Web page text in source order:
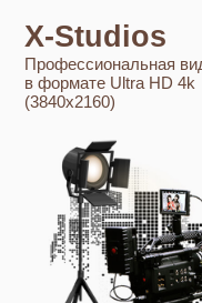
X-Studios
Профессиональная
в формате Ultra HD 4k
(3840x2160)